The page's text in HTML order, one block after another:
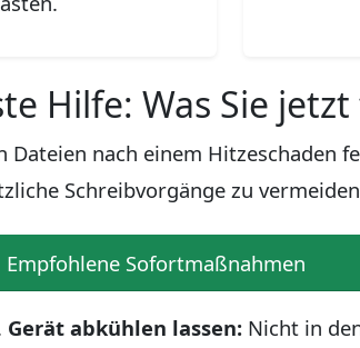
Hilfe: Was Sie
Dateien nach einem Hitzeschaden
Schreibvorgänge zu
Empfohlene Sofortmaßnahmen
Gerät abkühlen lassen: Nicht in